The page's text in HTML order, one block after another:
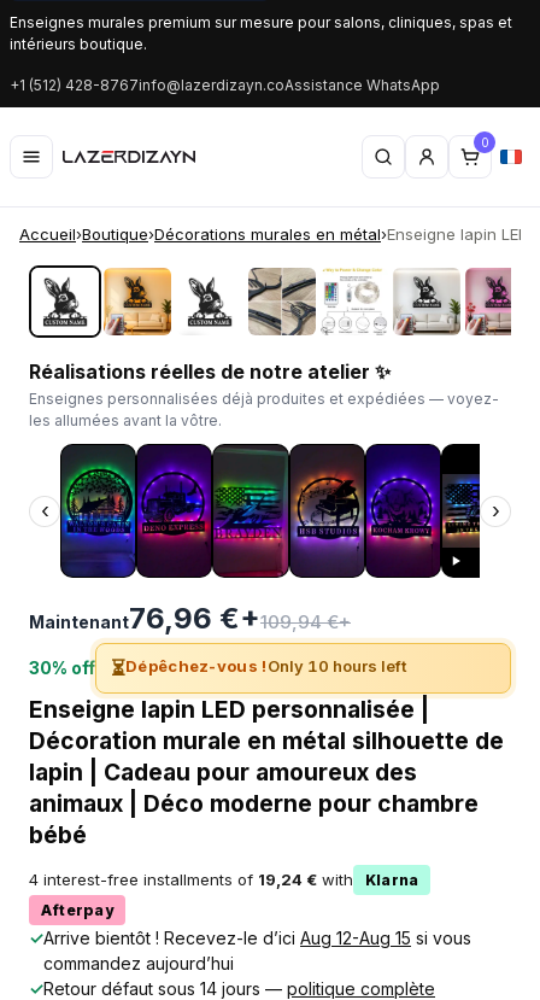
Enseignes murales premium sur mesure pour salons, cliniques, spas et
intérieurs boutique.
+1 (512) 428-8767info@lazerdizayn.coAssistance WhatsApp
0
Accueil›Boutique›Décorations murales en métal›Enseigne lapin LED
‹ ›
Réalisations réelles de notre atelier ✨
Enseignes personnalisées déjà produites et expédiées — voyez-
les allumées avant la vôtre.
‹ ›
Maintenant76,96 €+109,94 €+
30% off ⏳Dépêchez-vous !Only 10 hours left
Enseigne lapin LED personnalisée |
Décoration murale en métal silhouette de
lapin | Cadeau pour amoureux des
animaux | Déco moderne pour chambre
bébé
4 interest-free installments of 19,24 € with
Klarna
Afterpay
✓Arrive bientôt ! Recevez-le d’ici Aug 12-Aug 15 si vous
commandez aujourd’hui
✓Retour défaut sous 14 jours — politique complète